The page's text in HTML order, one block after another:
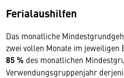
Ferialaushilfen
Das monatliche
zwei vollen Monate im
85 % des monatlichen
Verwendungsgruppenjahr